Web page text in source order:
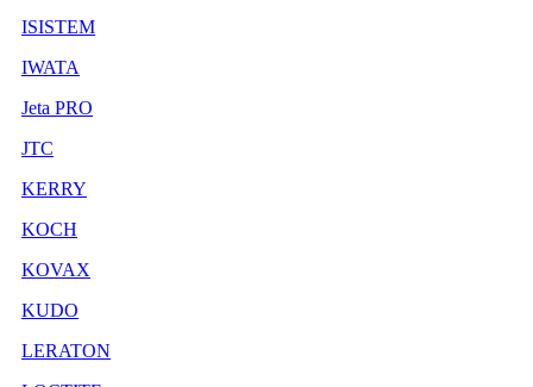
ISISTEM
IWATA
Jeta PRO
JTC
KERRY
KOCH
KOVAX
KUDO
LERATON